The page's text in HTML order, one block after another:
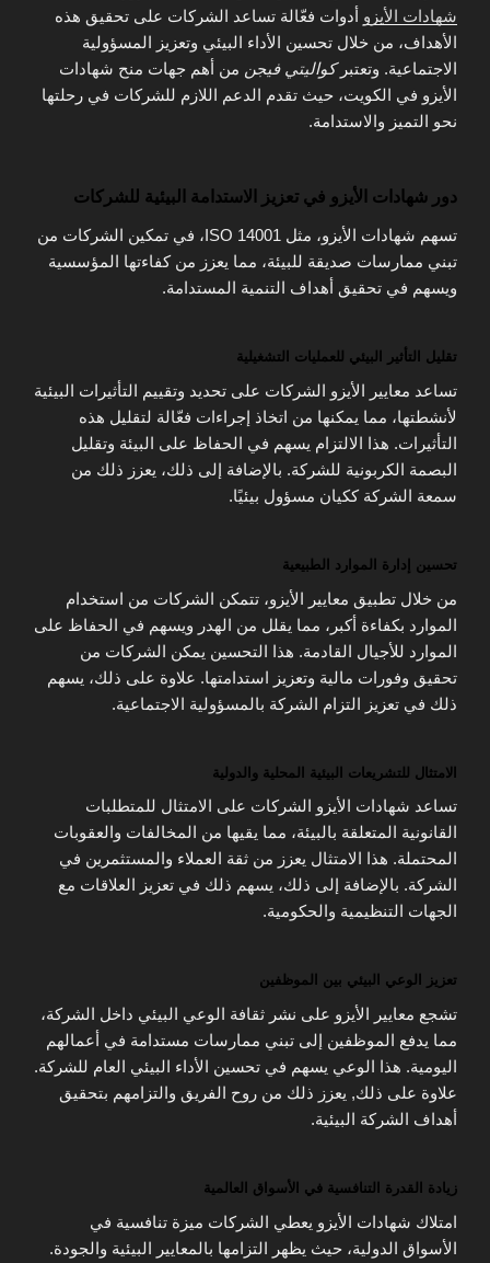
شهادات الأيزو أدوات فعّالة تساعد الشركات على تحقيق هذه
الأهداف، من خلال تحسين الأداء البيئي وتعزيز المسؤولية
الاجتماعية. وتعتبركواليتي فيجن من أهم جهات منح شهادات
الأيزو في الكويت، حيث تقدم الدعم اللازم للشركات في رحلتها
نحو التميز والاستدامة.
دور شهادات الأيزو في تعزيز الاستدامة البيئية للشركات
تسهم شهادات الأيزو، مثل ISO 14001، في تمكين الشركات من
تبني ممارسات صديقة للبيئة، مما يعزز من كفاءتها المؤسسية
ويسهم في تحقيق أهداف التنمية المستدامة.
تقليل التأثير البيئي للعمليات التشغيلية
تساعد معايير الأيزو الشركات على تحديد وتقييم التأثيرات البيئية
لأنشطتها، مما يمكنها من اتخاذ إجراءات فعّالة لتقليل هذه
التأثيرات. هذا الالتزام يسهم في الحفاظ على البيئة وتقليل
البصمة الكربونية للشركة. بالإضافة إلى ذلك، يعزز ذلك من
سمعة الشركة ككيان مسؤول بيئيًا.
تحسين إدارة الموارد الطبيعية
من خلال تطبيق معايير الأيزو، تتمكن الشركات من استخدام
الموارد بكفاءة أكبر، مما يقلل من الهدر ويسهم في الحفاظ على
الموارد للأجيال القادمة. هذا التحسين يمكن الشركات من
تحقيق وفورات مالية وتعزيز استدامتها. علاوة على ذلك، يسهم
ذلك في تعزيز التزام الشركة بالمسؤولية الاجتماعية.
الامتثال للتشريعات البيئية المحلية والدولية
تساعد شهادات الأيزو الشركات على الامتثال للمتطلبات
القانونية المتعلقة بالبيئة، مما يقيها من المخالفات والعقوبات
المحتملة. هذا الامتثال يعزز من ثقة العملاء والمستثمرين في
الشركة. بالإضافة إلى ذلك، يسهم ذلك في تعزيز العلاقات مع
الجهات التنظيمية والحكومية.
تعزيز الوعي البيئي بين الموظفين
تشجع معايير الأيزو على نشر ثقافة الوعي البيئي داخل الشركة،
مما يدفع الموظفين إلى تبني ممارسات مستدامة في أعمالهم
اليومية. هذا الوعي يسهم في تحسين الأداء البيئي العام للشركة.
علاوة على ذلك, يعزز ذلك من روح الفريق والتزامهم بتحقيق
أهداف الشركة البيئية.
زيادة القدرة التنافسية في الأسواق العالمية
امتلاك شهادات الأيزو يعطي الشركات ميزة تنافسية في
الأسواق الدولية، حيث يظهر التزامها بالمعايير البيئية والجودة.